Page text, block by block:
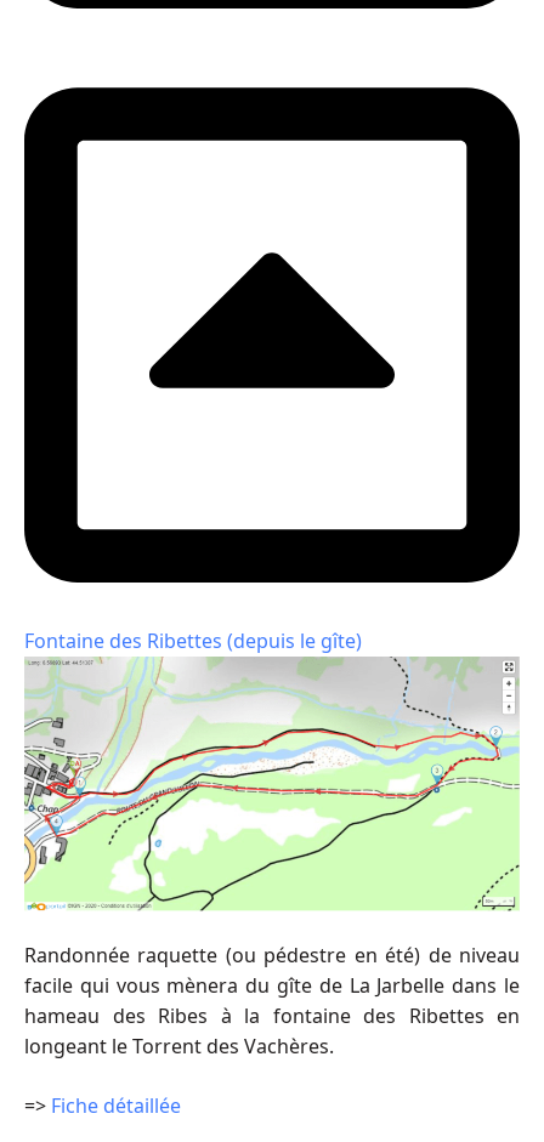
Fontaine des Ribettes (depuis le gîte)
Randonnée raquette (ou pédestre en été) de niveau
facile qui vous mènera du gîte de La Jarbelle dans le
hameau des Ribes à la fontaine des Ribettes en
longeant le Torrent des Vachères.
=> Fiche détaillée